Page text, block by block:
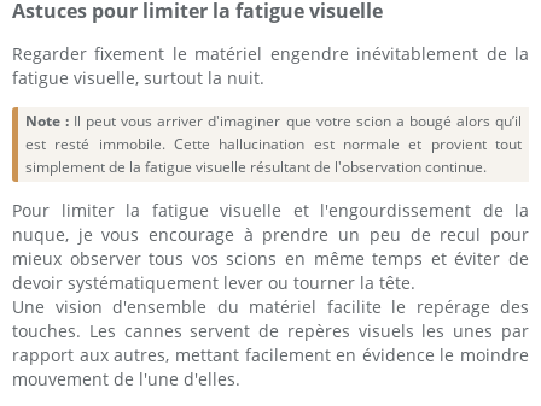
Astuces pour limiter la fatigue visuelle
Regarder fixement le matériel engendre inévitablement de la
fatigue visuelle, surtout la nuit.
Note : Il peut vous arriver d'imaginer que votre scion a bougé alors qu’il
est resté immobile. Cette hallucination est normale et provient tout
simplement de la fatigue visuelle résultant de l'observation continue.
Pour limiter la fatigue visuelle et l'engourdissement de la
nuque, je vous encourage à prendre un peu de recul pour
mieux observer tous vos scions en même temps et éviter de
devoir systématiquement lever ou tourner la tête.
Une vision d'ensemble du matériel facilite le repérage des
touches. Les cannes servent de repères visuels les unes par
rapport aux autres, mettant facilement en évidence le moindre
mouvement de l'une d'elles.